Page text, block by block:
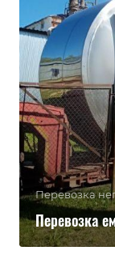
Перевозка
Перевозка